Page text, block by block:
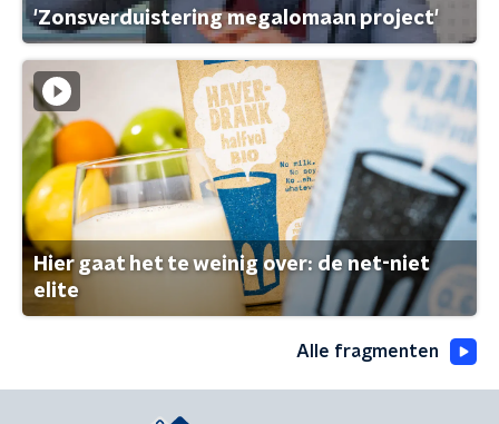
'Zonsverduistering megalomaan project'
Hier gaat het te weinig over: de net-niet
elite
Alle fragmenten